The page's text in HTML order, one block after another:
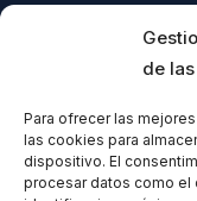
de
Para ofrecer las
las cookies para
dispositivo. El
procesar datos como el
Todos
incluido el